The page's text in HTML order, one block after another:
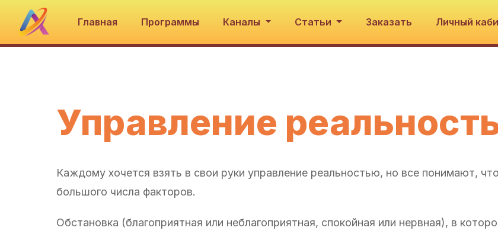
Главная Программы Каналы Статьи Заказать Личный
Управление
Каждому хочется взять в свои руки управление реальностью, но все понимают,
большого числа факторов.
Обстановка (благоприятная или неблагоприятная, спокойная или нервная), в